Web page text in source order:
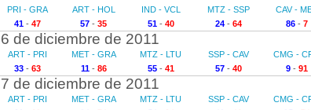
PRI - GRA
41- 47
ART - HOL
57 - 35
IND - VCL
51- 40
MTZ - SSP
24 - 64
CAV -
86- 7
de diciembre de 2011
ART - PRI
33- 63
MET - GRA
11- 86
MTZ - LTU
55- 41
SSP - CAV
57 - 40
CMG -
9- 91
de diciembre de 2011
ART - PRI
MET - GRA
MTZ - LTU
SSP - CAV
CMG -